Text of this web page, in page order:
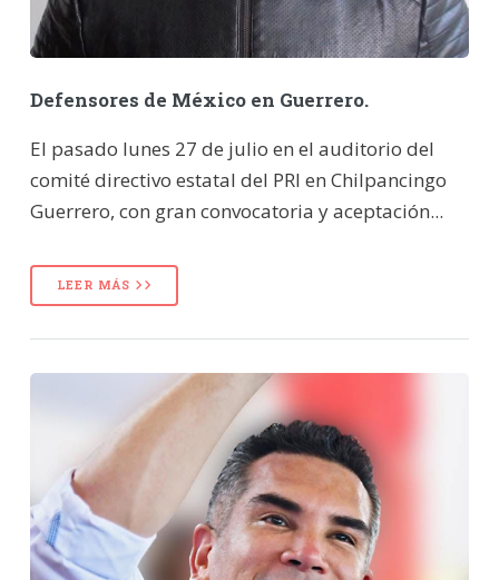
Defensores de México en Guerrero.
El pasado lunes 27 de julio en el auditorio del
comité directivo estatal del PRI en Chilpancingo
Guerrero, con gran convocatoria y aceptación...
LEER MÁS